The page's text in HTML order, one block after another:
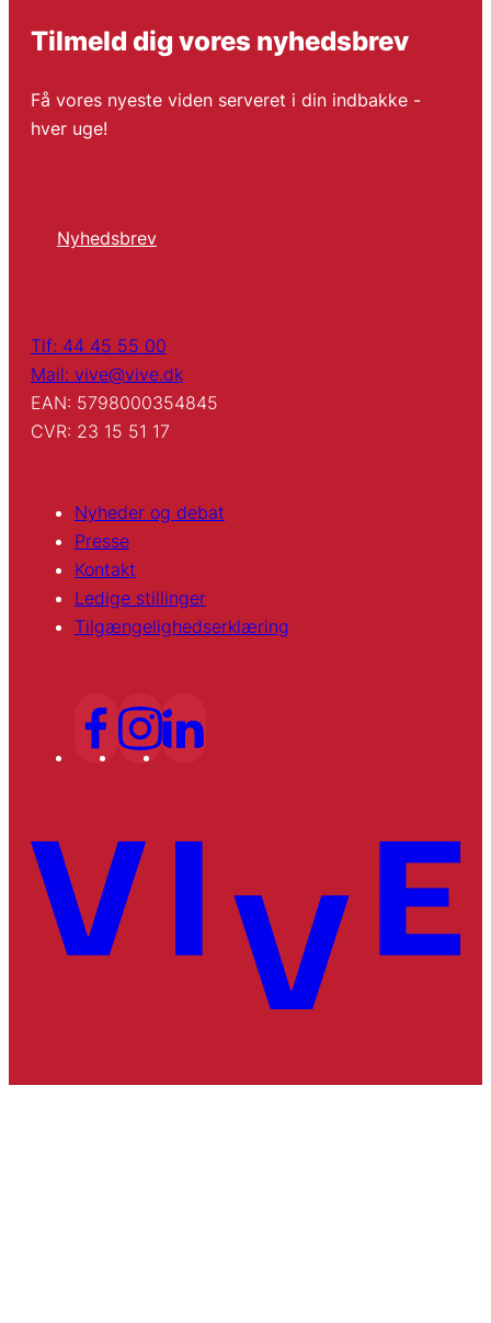
Tilmeld dig vores nyhedsbrev
Få vores nyeste viden serveret i din indbakke -
hver uge!
Nyhedsbrev
Tlf: 44 45 55 00
Mail: vive@vive.dk
EAN: 5798000354845
CVR: 23 15 51 17
Nyheder og debat
Presse
Kontakt
Ledige stillinger
Tilgængelighedserklæring